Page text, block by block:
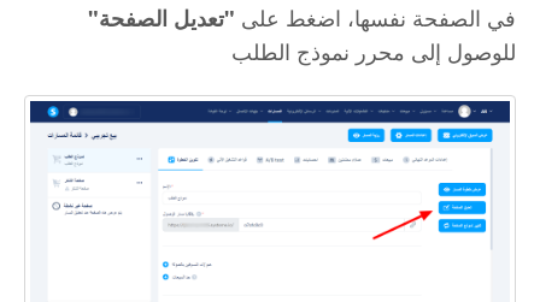
في الصفحة نفسها، اضغط على "تعديل الصفحة"
للوصول إلى محرر نموذج الطلب